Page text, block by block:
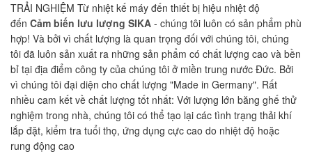
TRẢI NGHIỆM Từ nhiệt kế máy đến thiết bị hiệu nhiệt độ
đến Cảm biến lưu lượng SIKA - chúng tôi luôn có sản phẩm phù
hợp! Và bởi vì chất lượng là quan trọng đối với chúng tôi, chúng
tôi đã luôn sản xuất ra những sản phẩm có chất lượng cao và bền
bỉ tại địa điểm công ty của chúng tôi ở miền trung nước Đức. Bởi
vì chúng tôi đại diện cho chất lượng "Made in Germany". Rất
nhiều cam kết về chất lượng tốt nhất: Với lượng lớn băng ghế thử
nghiệm trong nhà, chúng tôi có thể tạo lại các tình trạng thải khí
lắp đặt, kiểm tra tuổi thọ, ứng dụng cực cao do nhiệt độ hoặc
rung động cao